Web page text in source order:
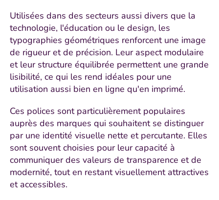
Utilisées dans des secteurs aussi divers que la
technologie, l'éducation ou le design, les
typographies géométriques renforcent une image
de rigueur et de précision. Leur aspect modulaire
et leur structure équilibrée permettent une grande
lisibilité, ce qui les rend idéales pour une
utilisation aussi bien en ligne qu'en imprimé.
Ces polices sont particulièrement populaires
auprès des marques qui souhaitent se distinguer
par une identité visuelle nette et percutante. Elles
sont souvent choisies pour leur capacité à
communiquer des valeurs de transparence et de
modernité, tout en restant visuellement attractives
et accessibles.